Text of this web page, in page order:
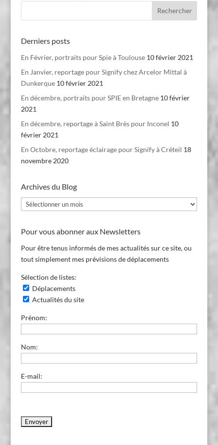
Derniers posts
En Février, portraits pour Spie à Toulouse 10 février 2021
En Janvier, reportage pour Signify chez Arcelor Mittal à
Dunkerque 10 février 2021
En décembre, portraits pour SPIE en Bretagne 10 février
2021
En décembre, reportage à Saint Brès pour Inconel 10
février 2021
En Octobre, reportage éclairage pour Signify à Créteil 18
novembre 2020
Archives du Blog
Archives
du
Pour vous abonner aux Newsletters
Pour être tenus informés de mes actualités sur ce site, ou
tout simplement mes prévisions de déplacements
Sélection de listes:
Déplacements
Actualités du site
Prénom:
Nom:
E-mail: